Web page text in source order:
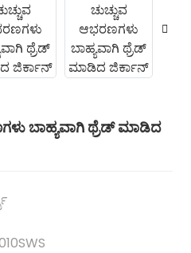
ಬಾಹ್ಯವಾಗಿ ಥ್ರೆಡ್ ಮಾಡಿದ